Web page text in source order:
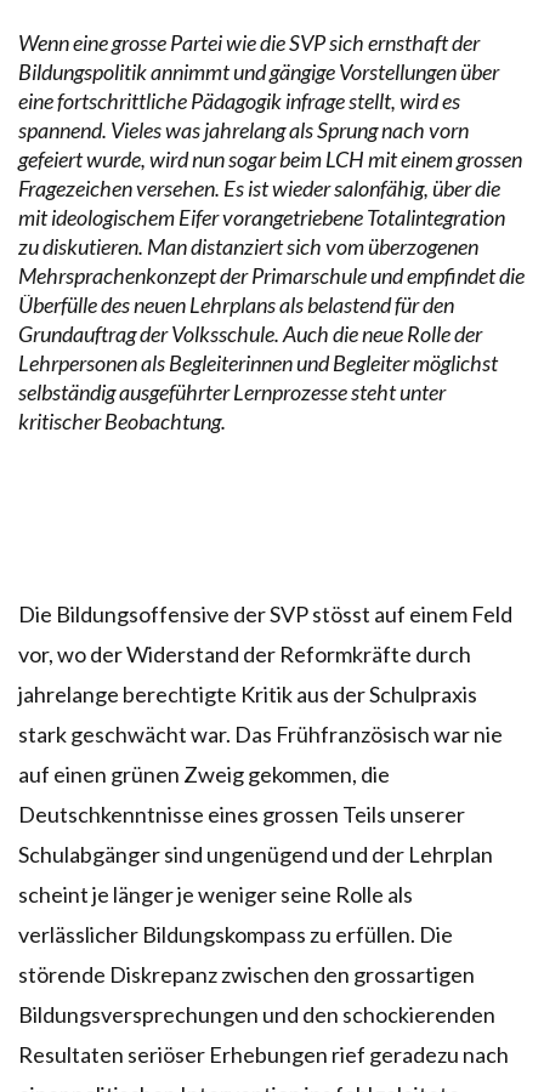
Wenn eine grosse Partei wie die SVP sich ernsthaft der
Bildungspolitik annimmt und gängige Vorstellungen über
eine fortschrittliche Pädagogik infrage stellt, wird es
spannend. Vieles was jahrelang als Sprung nach vorn
gefeiert wurde, wird nun sogar beim LCH mit einem grossen
Fragezeichen versehen. Es ist wieder salonfähig, über die
mit ideologischem Eifer vorangetriebene Totalintegration
zu diskutieren. Man distanziert sich vom überzogenen
Mehrsprachenkonzept der Primarschule und empfindet die
Überfülle des neuen Lehrplans als belastend für den
Grundauftrag der Volksschule. Auch die neue Rolle der
Lehrpersonen als Begleiterinnen und Begleiter möglichst
selbständig ausgeführter Lernprozesse steht unter
kritischer Beobachtung.
Die Bildungsoffensive der SVP stösst auf einem Feld
vor, wo der Widerstand der Reformkräfte durch
jahrelange berechtigte Kritik aus der Schulpraxis
stark geschwächt war. Das Frühfranzösisch war nie
auf einen grünen Zweig gekommen, die
Deutschkenntnisse eines grossen Teils unserer
Schulabgänger sind ungenügend und der Lehrplan
scheint je länger je weniger seine Rolle als
verlässlicher Bildungskompass zu erfüllen. Die
störende Diskrepanz zwischen den grossartigen
Bildungsversprechungen und den schockierenden
Resultaten seriöser Erhebungen rief geradezu nach